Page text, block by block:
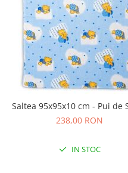
Saltea 95x95x10 cm - Pui de
238,00 RON
IN STOC